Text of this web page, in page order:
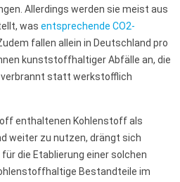
Allerdings werden sie meist aus
was entsprechende CO2-
fallen allein in Deutschland pro
kunststoffhaltiger Abfälle an, die
statt werkstofflich
enthaltenen Kohlenstoff als
weiter zu nutzen, drängt sich
die Etablierung einer solchen
Bestandteile im